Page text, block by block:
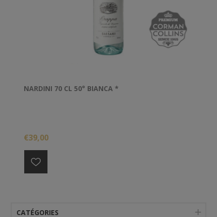
NARDINI 70 CL 50° BIANCA *
€39,00
CATÉGORIES